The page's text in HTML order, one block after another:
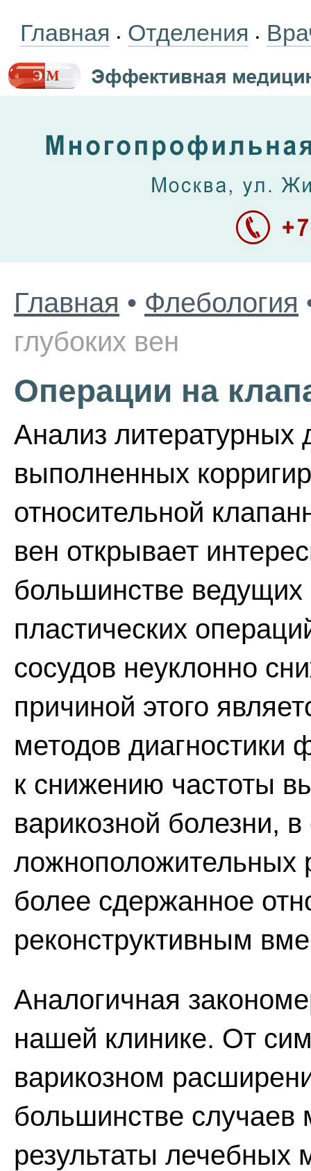
Главная • Отделения •
Главная • Флебология
глубоких вен
Операции на
Анализ литературных
выполненных
относительной
вен открывает
большинстве ведущих
пластических
сосудов неуклонно
причиной этого
методов диагностики
к снижению частоты
варикозной болезни,
ложноположительных
более сдержанное
реконструктивным
Аналогичная
нашей клинике. От
варикозном
большинстве
результаты лечебных